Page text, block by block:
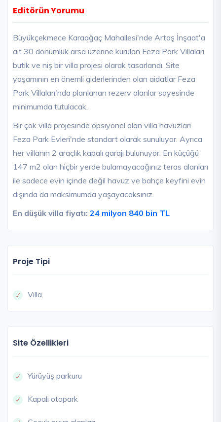
Editörün Yorumu
Büyükçekmece Karaağaç Mahallesi'nde Artaş İnşaat'a
ait 30 dönümlük arsa üzerine kurulan Feza Park Villaları,
butik ve niş bir villa projesi olarak tasarlandı. Site
yaşamının en önemli giderlerinden olan aidatlar Feza
Park Villaları'nda planlanan rezerv alanlar sayesinde
minimumda tutulacak.
Bir çok villa projesinde opsiyonel olan villa havuzları
Feza Park Evleri'nde standart olarak sunuluyor. Ayrıca
her villanın 2 araçlık kapalı garajı bulunuyor. En küçüğü
147 m2 olan hiçbir yerde bulamayacağınız teras alanları
ile sadece evin içinde değil havuz ve bahçe keyfini evin
dışında da maksimumda yaşayacaksınız.
En düşük villa fiyatı: 24 milyon 840 bin TL
Proje Tipi
Villa
Site Özellikleri
Yürüyüş parkuru
Kapalı otopark